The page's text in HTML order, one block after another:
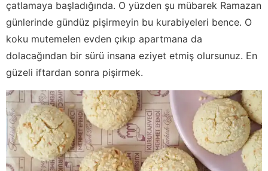
çatlamaya başladığında. O yüzden şu mübarek Ramazan
günlerinde gündüz pişirmeyin bu kurabiyeleri bence. O
koku mutemelen evden çıkıp apartmana da
dolacağından bir sürü insana eziyet etmiş olursunuz. En
güzeli iftardan sonra pişirmek.